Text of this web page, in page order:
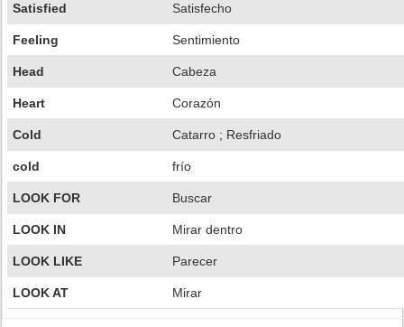
Satisfied Satisfecho
Feeling Sentimiento
Head Cabeza
Heart Corazón
Cold Catarro ; Resfriado
cold frío
LOOK FOR Buscar
LOOK IN Mirar dentro
LOOK LIKE Parecer
LOOK AT Mirar